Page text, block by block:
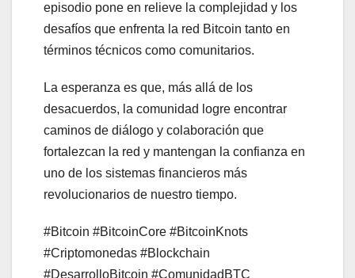
episodio pone en relieve la complejidad y los
desafíos que enfrenta la red Bitcoin tanto en
términos técnicos como comunitarios.
La esperanza es que, más allá de los
desacuerdos, la comunidad logre encontrar
caminos de diálogo y colaboración que
fortalezcan la red y mantengan la confianza en
uno de los sistemas financieros más
revolucionarios de nuestro tiempo.
#Bitcoin #BitcoinCore #BitcoinKnots
#Criptomonedas #Blockchain
#DesarrolloBitcoin #ComunidadBTC